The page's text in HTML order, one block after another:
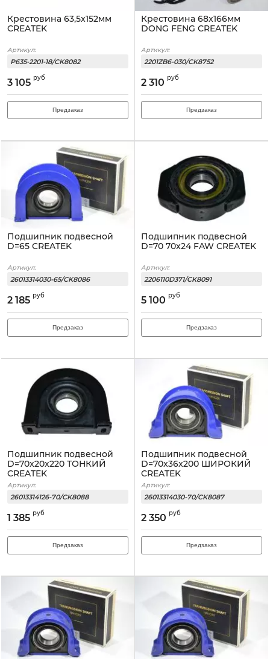
Крестовина 63,5x152мм
CREATEK
Артикул:
P635-2201-18/CK8082
3 105 руб
Предзаказ
Крестовина 68x166мм
DONG FENG CREATEK
Артикул:
2201ZB6-030/CK8752
2 310 руб
Предзаказ
Подшипник подвесной
D=65 CREATEK
Артикул:
26013314030-65/CK8086
2 185 руб
Предзаказ
Подшипник подвесной
D=70 70x24 FAW CREATEK
Артикул:
2206110D371/CK8091
5 100 руб
Предзаказ
Подшипник подвесной
D=70x20x220 ТОНКИЙ
CREATEK
Артикул:
26013314126-70/CK8088
1 385 руб
Предзаказ
Подшипник подвесной
D=70x36x200 ШИРОКИЙ
CREATEK
Артикул:
26013314030-70/CK8087
2 350 руб
Предзаказ